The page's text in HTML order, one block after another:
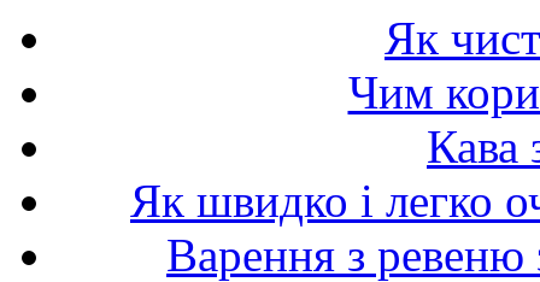
Як
Чим
Кава
Як швидко і легко
Варення з ревеню